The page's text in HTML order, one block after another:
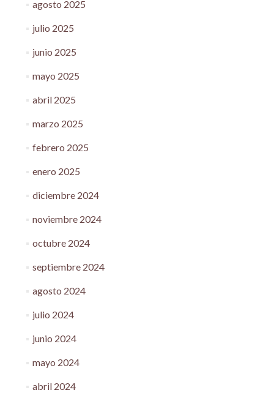
agosto 2025
julio 2025
junio 2025
mayo 2025
abril 2025
marzo 2025
febrero 2025
enero 2025
diciembre 2024
noviembre 2024
octubre 2024
septiembre 2024
agosto 2024
julio 2024
junio 2024
mayo 2024
abril 2024